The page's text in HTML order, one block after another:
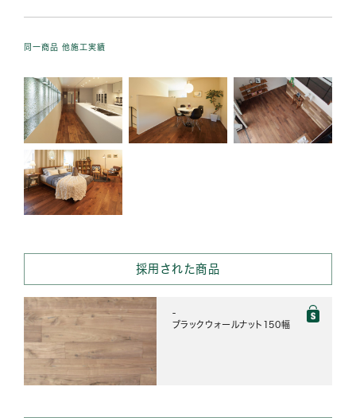
採用された商品
-
ブラックウォールナット150幅
同一商品 他施工実績